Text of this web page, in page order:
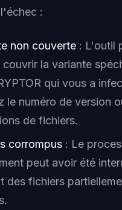
:
non couverte : L'outil
couvrir la variante
qui vous a
le numéro de version
de fichiers.
corrompus : Le
peut avoir été
des fichiers